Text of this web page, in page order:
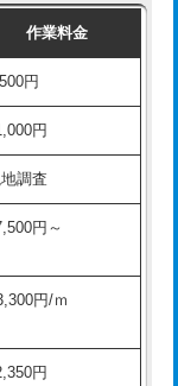
場見積
円
円
円
円
円
円
円
作業料金
円
円
調査
円～
円/ｍ
円